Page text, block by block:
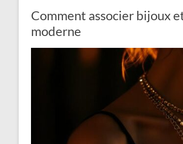
Comment associer bijoux
moderne